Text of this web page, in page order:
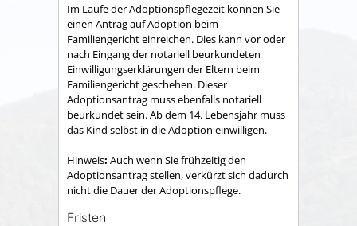
Im Laufe der Adoptionspflegezeit können Sie
einen Antrag auf Adoption beim
Familiengericht einreichen. Dies kann vor oder
nach Eingang der notariell beurkundeten
Einwilligungserklärungen der Eltern beim
Familiengericht geschehen. Dieser
Adoptionsantrag muss ebenfalls notariell
beurkundet sein. Ab dem 14. Lebensjahr muss
das Kind selbst in die Adoption einwilligen.
Hinweis: Auch wenn Sie frühzeitig den
Adoptionsantrag stellen, verkürzt sich dadurch
nicht die Dauer der Adoptionspflege.
Fristen